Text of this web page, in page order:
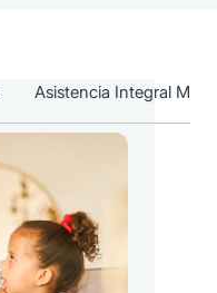
Asistencia Integral